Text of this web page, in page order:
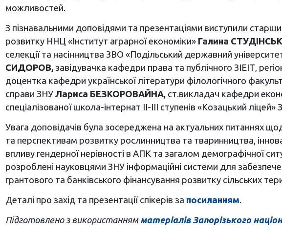
можливостей.
З пізнавальними доповідями та презентаціями виступили
розвитку ННЦ «Інститут аграрної економіки» Галина
селекції та насінництва ЗВО «Подільський державний
СИДОРОВ, завідувачка кафедри права та публічного ЗІЕІТ,
доцентка кафедри української літератури філологічного
справи ЗНУЛариса БЕЗКОРОВАЙНА, ст.викладач кафедри
спеціалізованої школа-інтернат ІІ-ІІІ ступенів «Козацький
Увага доповідачів була зосереджена на актуальних питаннях
та перспективам розвитку рослинництва та тваринництва,
впливу гендерної нерівності в АПК та загалом демографічної
розроблені науковцями ЗНУ інформаційні системи для
грантового та банківського фінансування розвитку сільських
Деталі про захід та презентації спікерів за посиланням.
Підготовлено з використанням матеріалів Запорізького